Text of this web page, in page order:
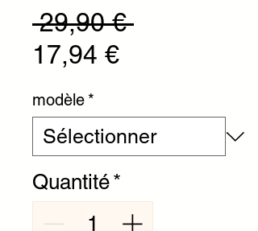
29,90 € Prix original
17,94 €Prix
modèle *
Quantité*